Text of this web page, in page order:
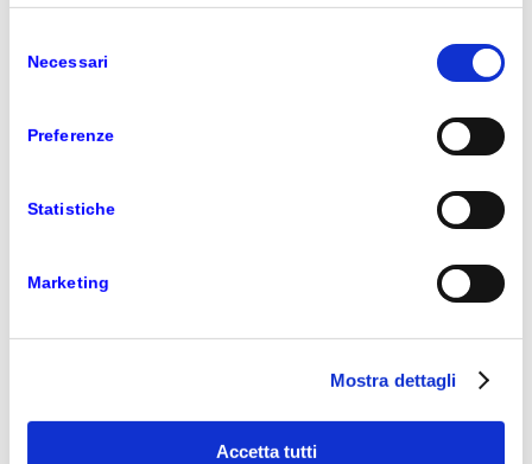
delNecessari
Preferenze
Statistiche
Marketing
Mostra dettagli
Accetta tutti
Market Screener
12 GENNAIO 2023
Tag Archivio per: PRIME365 Cocai Retail